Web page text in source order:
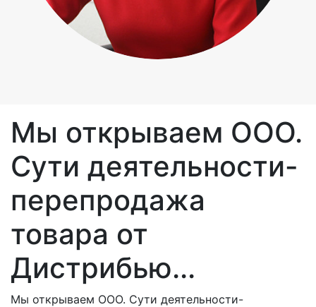
Мы открываем ООО.
Сути деятельности-
перепродажа
товара от
Дистрибью...
Мы открываем ООО. Сути деятельности-